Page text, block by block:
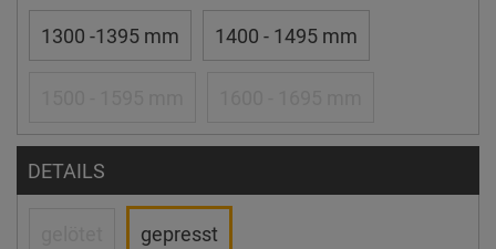
1300 -1395 mm 1400 - 1495 mm
DETAILS
gepresst